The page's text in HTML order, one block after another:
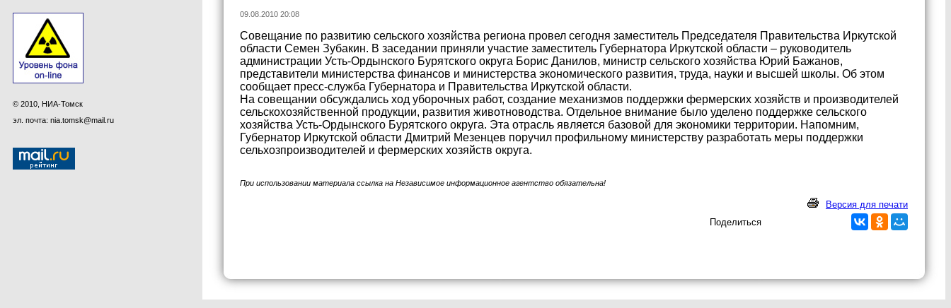
© 2010, НИА-Томск
эл. почта: nia.tomsk@mail.ru
09.08.2010 20:08
Совещание по развитию сельского хозяйства региона провел сегодня заместитель Председателя Правительства Иркутской
области Семен Зубакин. В заседании приняли участие заместитель Губернатора Иркутской области – руководитель
администрации Усть-Ордынского Бурятского округа Борис Данилов, министр сельского хозяйства Юрий Бажанов,
представители министерства финансов и министерства экономического развития, труда, науки и высшей школы. Об этом
сообщает пресс-служба Губернатора и Правительства Иркутской области.
На совещании обсуждались ход уборочных работ, создание механизмов поддержки фермерских хозяйств и производителей
сельскохозяйственной продукции, развития животноводства. Отдельное внимание было уделено поддержке сельского
хозяйства Усть-Ордынского Бурятского округа. Эта отрасль является базовой для экономики территории. Напомним,
Губернатор Иркутской области Дмитрий Мезенцев поручил профильному министерству разработать меры поддержки
сельхозпроизводителей и фермерских хозяйств округа.
При использовании материала ссылка на Независимое информационное агентство обязательна!
Версия для печати
Поделиться